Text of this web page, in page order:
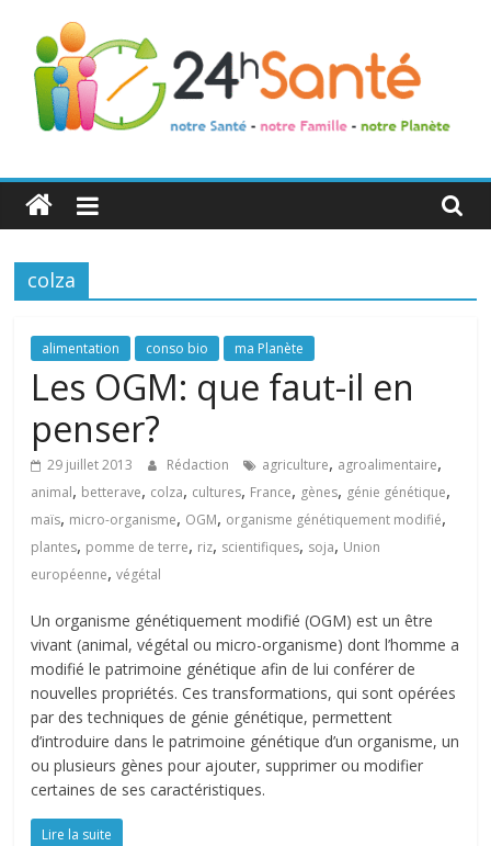
24h
Santé
La
de
toute
famille
colza
alimentation conso bio ma Planète
Les OGM: que faut-il en
penser?
29 juillet 2013 Rédaction agriculture, agroalimentaire,
animal, betterave, colza, cultures, France, gènes, génie génétique,
maïs, micro-organisme, OGM, organisme génétiquement modifié,
plantes, pomme de terre, riz, scientifiques, soja, Union
européenne,végétal
Un organisme génétiquement modifié (OGM) est un être
vivant (animal, végétal ou micro-organisme) dont l’homme a
modifié le patrimoine génétique afin de lui conférer de
nouvelles propriétés. Ces transformations, qui sont opérées
par des techniques de génie génétique, permettent
d’introduire dans le patrimoine génétique d’un organisme, un
ou plusieurs gènes pour ajouter, supprimer ou modifier
certaines de ses caractéristiques.
Lire la suite